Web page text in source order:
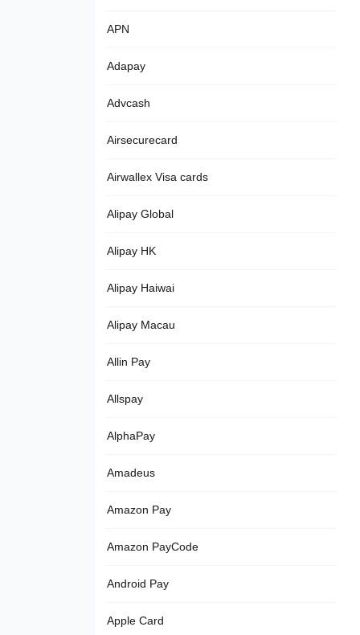
APN
Adapay
Advcash
Airsecurecard
Airwallex Visa cards
Alipay Global
Alipay HK
Alipay Haiwai
Alipay Macau
Allin Pay
Allspay
AlphaPay
Amadeus
Amazon Pay
Amazon PayCode
Android Pay
Apple Card